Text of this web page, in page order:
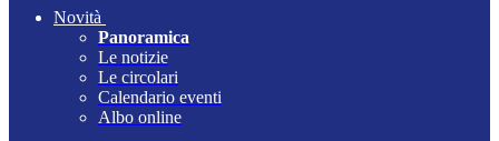
Novità
Panoramica
Le notizie
Le circolari
Calendario eventi
Albo online